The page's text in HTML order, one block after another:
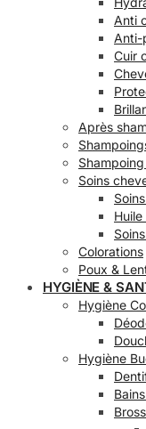
Anti
Anti-
Cuir
Après
Soins
Colorations
Poux &
HYGIÈNE &
Hygiène
Hygiène